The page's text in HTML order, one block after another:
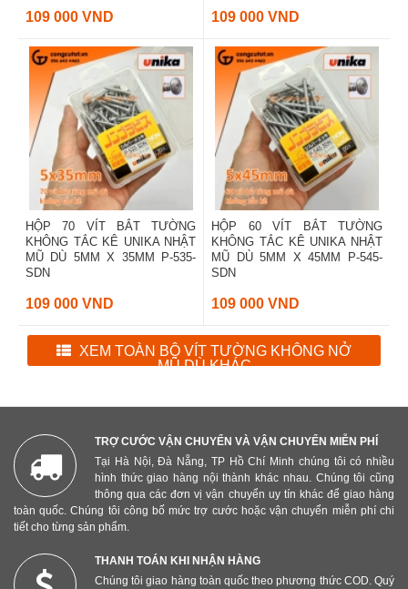
109 000 VND 109 000 VND
HỘP 70 VÍT BẮT TƯỜNG
KHÔNG TẮC KÊ UNIKA NHẬT
MŨ DÙ 5MM X 35MM P-535-
SDN
109 000 VND
HỘP 60 VÍT BẮT TƯỜNG
KHÔNG TẮC KÊ UNIKA NHẬT
MŨ DÙ 5MM X 45MM P-545-
SDN
109 000 VND
XEM TOÀN BỘ VÍT TƯỜNG KHÔNG NỞ
MŨ DÙ KHÁC
TRỢ CƯỚC VẬN CHUYỂN VÀ VẬN CHUYỂN MIỄN PHÍ
Tại Hà Nội, Đà Nẵng, TP Hồ Chí Minh chúng tôi có nhiều
hình thức giao hàng nội thành khác nhau. Chúng tôi cũng
thông qua các đơn vị vận chuyển uy tín khác để giao hàng
toàn quốc. Chúng tôi công bố mức trợ cước hoặc vận chuyển miễn phí chi
tiết cho từng sản phẩm.
THANH TOÁN KHI NHẬN HÀNG
Chúng tôi giao hàng toàn quốc theo phương thức COD. Quý